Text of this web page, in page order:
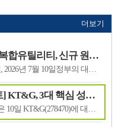
초고압 케이블이 새로운 성장동력
으로 자리 잡을 전망이라며 투자의
견 '매수'를 유지하고 목표주가 7
너지의 전일 종가는 4만5550원이
다.김태현 IBK투자증권 연구원은
"올해 2분기 .
더보기
[이슈 체크] 복합유틸리티, 신규 원전 최대 4기 가능성…한국전력 장기 성장 기대
[버핏 리포트] KT&G, 3대 핵심 성장 산업·신성장동력 통해 견조한 주가 기대 – 신한